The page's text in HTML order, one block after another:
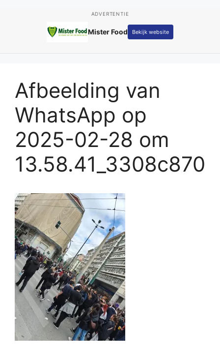
ADVERTENTIE
Mister Food Bekijk website
Afbeelding van
WhatsApp op
2025-02-28 om
13.58.41_3308c870